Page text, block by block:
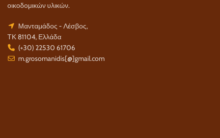
οικοδομικών υλικών.
Μανταμάδος - Λέσβος,
ΤΚ 81104, Ελλάδα
(+30) 22530 61706
m.grosomanidis[@]gmail.com